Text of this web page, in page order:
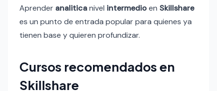
Aprender analiticanivel intermedioen Skillshare
es un punto de entrada popular para quienes ya
tienen base y quieren profundizar.
Cursos recomendados en
Skillshare